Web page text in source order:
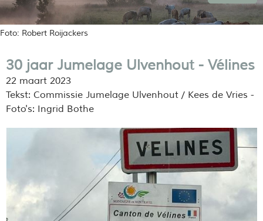
Foto: Robert Roijackers
30 jaar Jumelage Ulvenhout - Vélines
22 maart 2023
Tekst: Commissie Jumelage Ulvenhout / Kees de Vries -
Foto's: Ingrid Bothe